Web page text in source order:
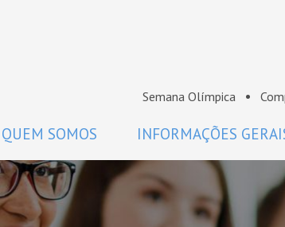
Semana Olímpica
QUEM SOMOS
A OBM
Histórico
INFORMAÇÕES
Regulamento
Como participar